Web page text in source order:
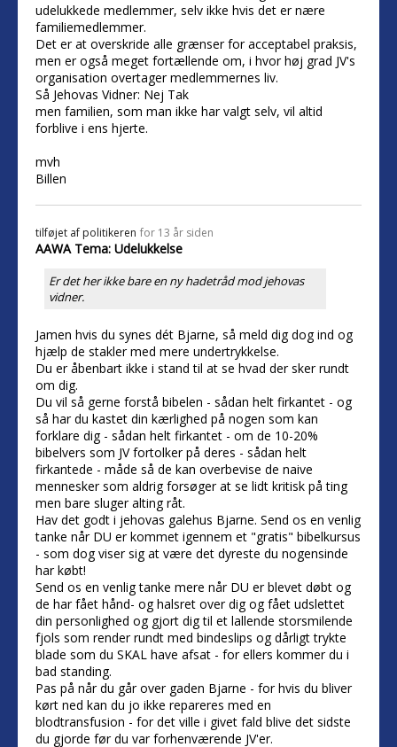
udelukkede medlemmer, selv ikke hvis det er nære
familiemedlemmer.
Det er at overskride alle grænser for acceptabel praksis,
men er også meget fortællende om, i hvor høj grad JV's
organisation overtager medlemmernes liv.
Så Jehovas Vidner: Nej Tak
men familien, som man ikke har valgt selv, vil altid
forblive i ens hjerte.
mvh
Billen
tilføjet af politikeren for 13 år siden
AAWA Tema: Udelukkelse
Er det her ikke bare en ny hadetråd mod jehovas
vidner.
Jamen hvis du synes dét Bjarne, så meld dig dog ind og
hjælp de stakler med mere undertrykkelse.
Du er åbenbart ikke i stand til at se hvad der sker rundt
om dig.
Du vil så gerne forstå bibelen - sådan helt firkantet - og
så har du kastet din kærlighed på nogen som kan
forklare dig - sådan helt firkantet - om de 10-20%
bibelvers som JV fortolker på deres - sådan helt
firkantede - måde så de kan overbevise de naive
mennesker som aldrig forsøger at se lidt kritisk på ting
men bare sluger alting råt.
Hav det godt i jehovas galehus Bjarne. Send os en venlig
tanke når DU er kommet igennem et "gratis" bibelkursus
- som dog viser sig at være det dyreste du nogensinde
har købt!
Send os en venlig tanke mere når DU er blevet døbt og
de har fået hånd- og halsret over dig og fået udslettet
din personlighed og gjort dig til et lallende storsmilende
fjols som render rundt med bindeslips og dårligt trykte
blade som du SKAL have afsat - for ellers kommer du i
bad standing.
Pas på når du går over gaden Bjarne - for hvis du bliver
kørt ned kan du jo ikke repareres med en
blodtransfusion - for det ville i givet fald blive det sidste
du gjorde før du var forhenværende JV'er.